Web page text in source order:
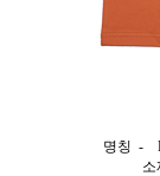
명칭 -
소